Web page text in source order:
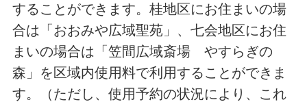
することができます。桂地区にお住まいの場
合は「おおみや広域聖苑」、七会地区にお住
まいの場合は「笠間広域斎場 やすらぎの
森」を区域内使用料で利用することができま
す。（ただし、使用予約の状況により、これ